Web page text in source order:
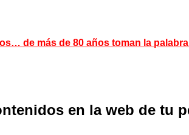
de más de 80 años toman la palabra
en la web de tu